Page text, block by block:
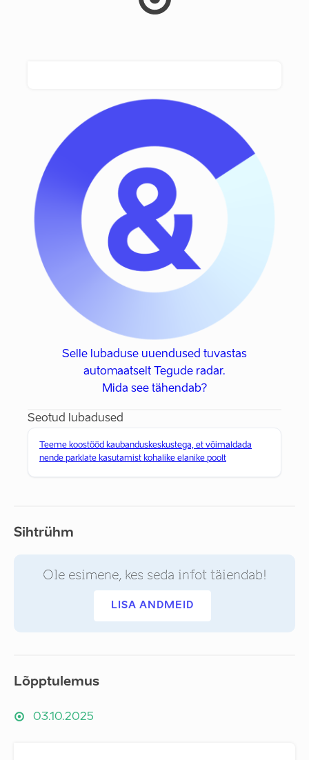
Selle lubaduse uuendused tuvastas
automaatselt Tegude radar.
Mida see tähendab?
Seotud lubadused
Teeme koostööd kaubanduskeskustega, et võimaldada
nende parklate kasutamist kohalike elanike poolt
Sihtrühm
Ole esimene, kes seda infot täiendab!
LISA ANDMEID
Lõpptulemus
03.10.2025